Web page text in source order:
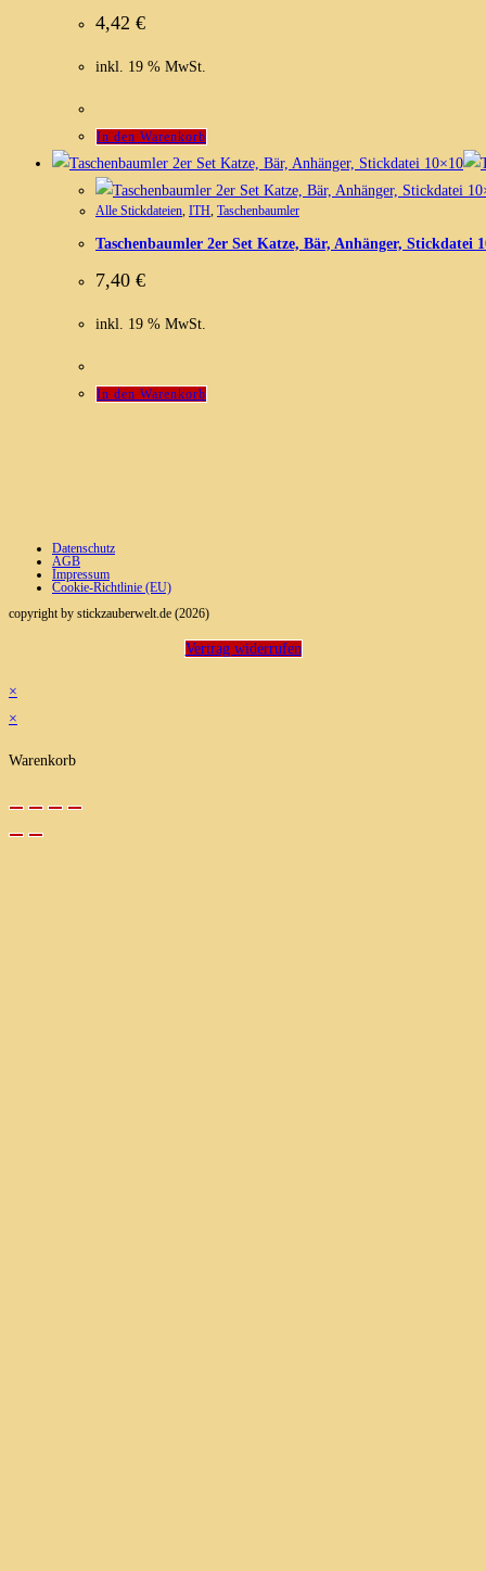
4,42 €
inkl. 19 % MwSt.
In den Warenkorb
Alle Stickdateien, ITH, Taschenbaumler
Taschenbaumler 2er Set Katze, Bär, Anhänger, Stickdatei
7,40 €
inkl. 19 % MwSt.
In den Warenkorb
Datenschutz
AGB
Impressum
Cookie-Richtlinie (EU)
copyright by stickzauberwelt.de (2026)
Vertrag widerrufen
×
×
Warenkorb